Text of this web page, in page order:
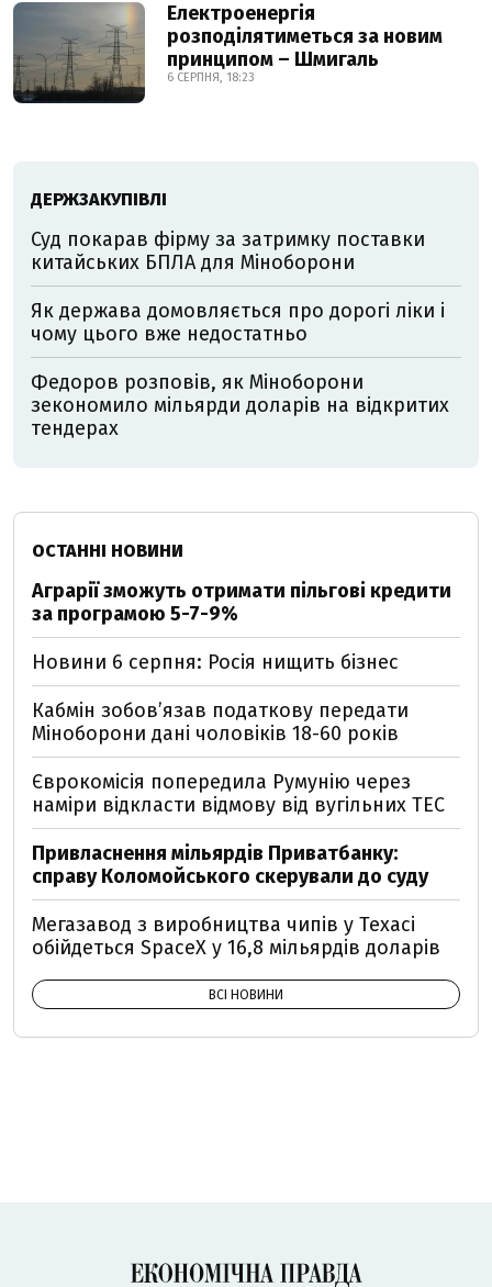
Електроенергія
розподілятиметься за новим
принципом – Шмигаль
6 СЕРПНЯ, 18:23
ДЕРЖЗАКУПІВЛІ
Суд покарав фірму за затримку поставки
китайських БПЛА для Міноборони
Як держава домовляється про дорогі ліки і
чому цього вже недостатньо
Федоров розповів, як Міноборони
зекономило мільярди доларів на відкритих
тендерах
ОСТАННІ НОВИНИ
Аграрії зможуть отримати пільгові кредити
за програмою 5-7-9%
Новини 6 серпня: Росія нищить бізнес
Кабмін зобовʼязав податкову передати
Міноборони дані чоловіків 18-60 років
Єврокомісія попередила Румунію через
наміри відкласти відмову від вугільних ТЕС
Привласнення мільярдів Приватбанку:
справу Коломойського скерували до суду
Мегазавод з виробництва чипів у Техасі
обійдеться SpaceX у 16,8 мільярдів доларів
ВСІ НОВИНИ